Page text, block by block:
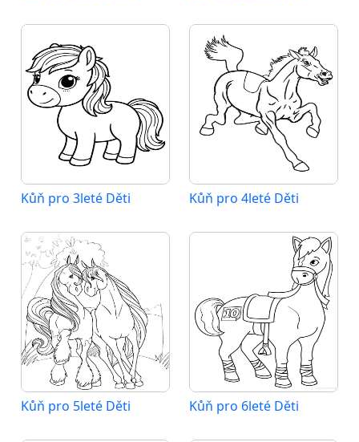
Kůň pro 3leté Děti Kůň pro 4leté Děti
Kůň pro 5leté Děti Kůň pro 6leté Děti